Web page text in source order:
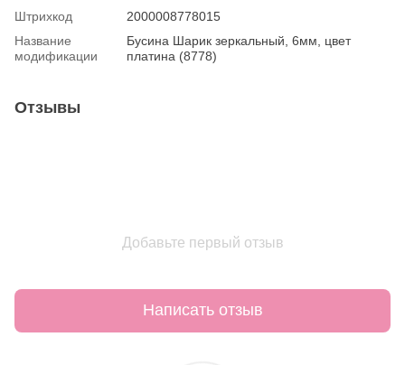
Штрихкод
2000008778015
Название
модификации
Бусина Шарик зеркальный, 6мм, цвет
платина (8778)
Отзывы
Добавьте первый отзыв
Написать отзыв